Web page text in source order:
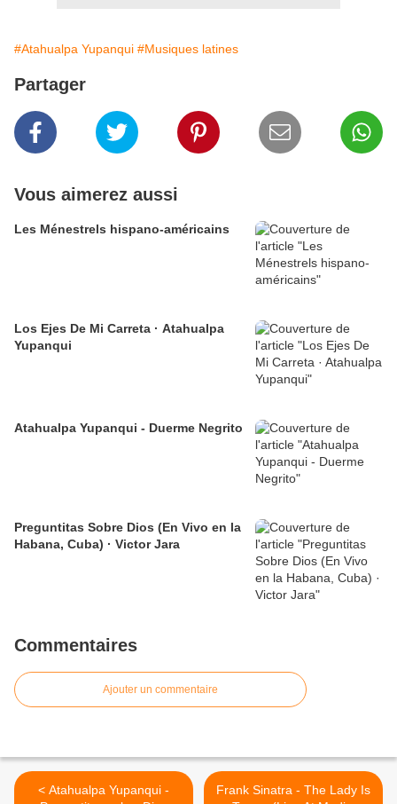
#Atahualpa Yupanqui #Musiques latines
Partager
Vous aimerez aussi
Les Ménestrels hispano-américains
Los Ejes De Mi Carreta · Atahualpa
Yupanqui
Atahualpa Yupanqui - Duerme Negrito
Preguntitas Sobre Dios (En Vivo en la
Habana, Cuba) · Victor Jara
Commentaires
Ajouter un commentaire
< Atahualpa Yupanqui -
Frank Sinatra - The Lady Is